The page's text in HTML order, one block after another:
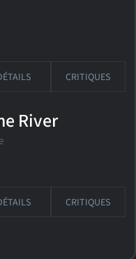
CRITIQUES
River
CRITIQUES